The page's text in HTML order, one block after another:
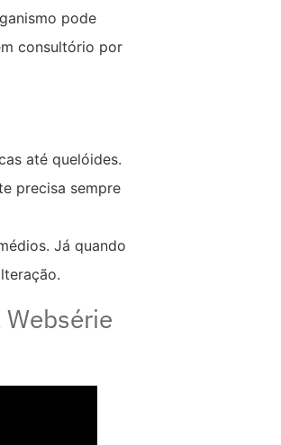
pode
consultório por
até quelóides.
precisa sempre
Já quando